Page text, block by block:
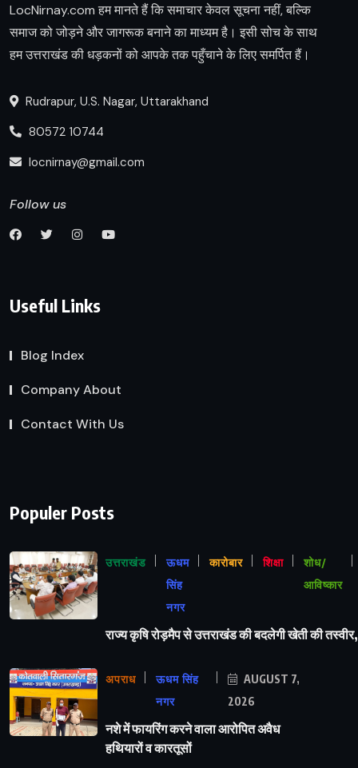
LocNirnay.com हम मानते हैं कि समाचार केवल सूचना नहीं, बल्कि
समाज को जोड़ने और जागरूक बनाने का माध्यम है। इसी सोच के साथ
हम उत्तराखंड की धड़कनों को आपके तक पहुँचाने के लिए समर्पित हैं।
Rudrapur, U.S. Nagar, Uttarakhand
80572 10744
locnirnay@gmail.com
Follow us
Useful Links
Blog Index
Company About
Contact With Us
Populer Posts
उत्तराखंड
ऊधम
सिंह
नगर
कारोबार शिक्षा
शोध/
आविष्कार
राज्य कृषि रोड़मैप से उत्तराखंड की बदलेगी खेती की तस्वीर,
अपराध
ऊधम सिंह
नगर
AUGUST 7,
2026
नशे में फायरिंग करने वाला आरोपित अवैध
हथियारों व कारतूसों